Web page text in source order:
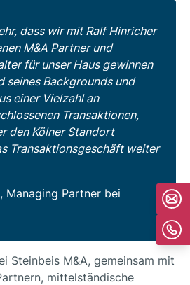
dass wir mit Ralf Hinricher
M&A Partner und
für unser Haus gewinnen
seines Backgrounds und
einer Vielzahl an
Transaktionen,
den Kölner Standort
Transaktionsgeschäft weiter
Managing Partner bei
Steinbeis M&A, gemeinsam mit
mittelständische